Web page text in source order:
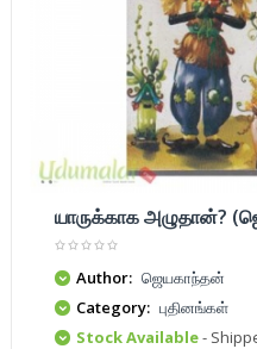
யாருக்காக அழுதான்?
Author: ஜெயகாந்தன்
Category: புதினங்கள்
Stock Available-